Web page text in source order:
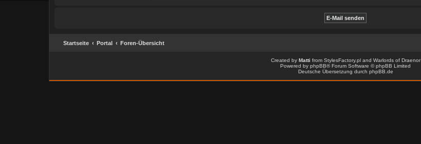
Startseite Portal Foren-Übersicht
Created by Matti from StylesFactory.pland Warlords of Draenor
Powered by phpBB® Forum Software © phpBB Limited
Deutsche Übersetzung durch phpBB.de